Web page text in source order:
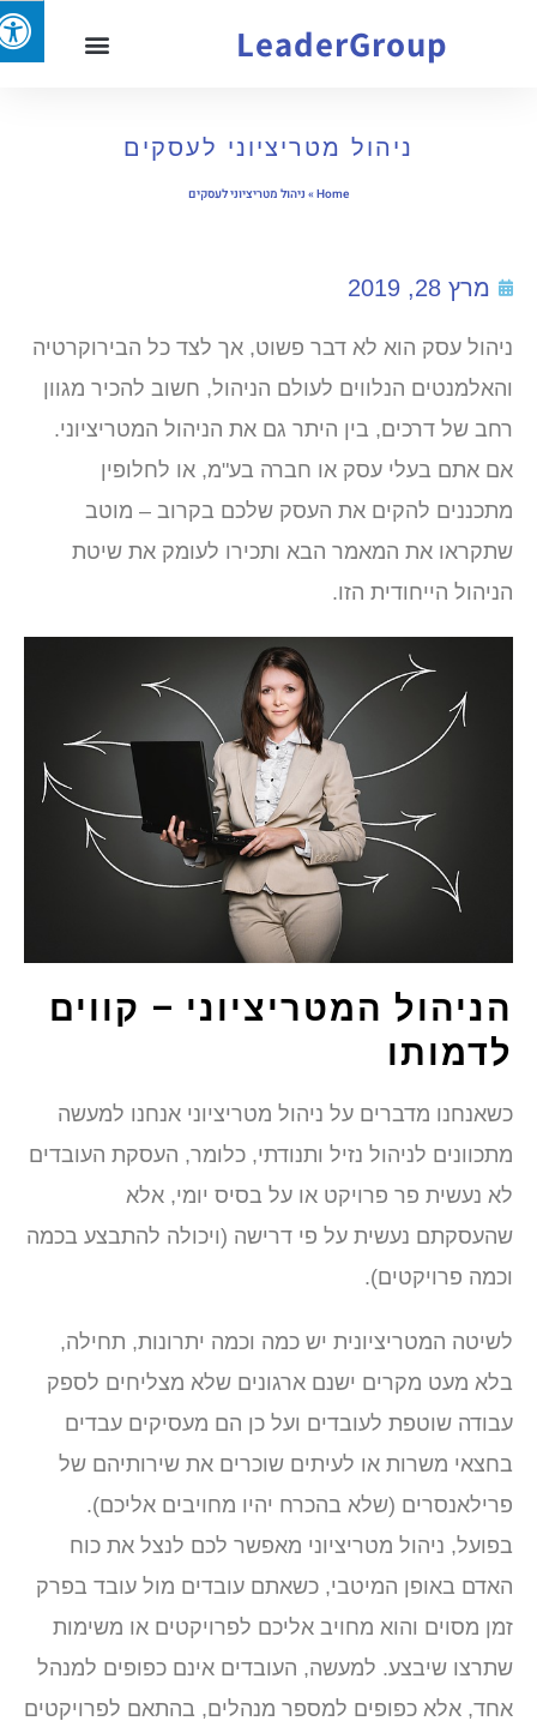
LeaderGroup
ניהול מטריציוני לעסקים
Home
»ניהול מטריציוני לעסקים
מרץ 28, 2019
ניהול עסק הוא לא דבר פשוט, אך לצד כל הבירוקרטיה
והאלמנטים הנלווים לעולם הניהול, חשוב להכיר מגוון
רחב של דרכים, בין היתר גם את הניהול המטריציוני.
אם אתם בעלי עסק או חברה בע"מ, או לחלופין
מתכננים להקים את העסק שלכם בקרוב – מוטב
שתקראו את המאמר הבא ותכירו לעומק את שיטת
הניהול הייחודית הזו.
הניהול המטריציוני – קווים
לדמותו
כשאנחנו מדברים על ניהול מטריציוני אנחנו למעשה
מתכוונים לניהול נזיל ותנודתי, כלומר, העסקת העובדים
לא נעשית פר פרויקט או על בסיס יומי, אלא
שהעסקתם נעשית על פי דרישה (ויכולה להתבצע בכמה
וכמה פרויקטים).
לשיטה המטריציונית יש כמה וכמה יתרונות, תחילה,
בלא מעט מקרים ישנם ארגונים שלא מצליחים לספק
עבודה שוטפת לעובדים ועל כן הם מעסיקים עבדים
בחצאי משרות או לעיתים שוכרים את שירותיהם של
פרילאנסרים (שלא בהכרח יהיו מחויבים אליכם).
בפועל, ניהול מטריציוני מאפשר לכם לנצל את כוח
האדם באופן המיטבי, כשאתם עובדים מול עובד בפרק
זמן מסוים והוא מחויב אליכם לפרויקטים או משימות
שתרצו שיבצע. למעשה, העובדים אינם כפופים למנהל
אחד, אלא כפופים למספר מנהלים, בהתאם לפרויקטים